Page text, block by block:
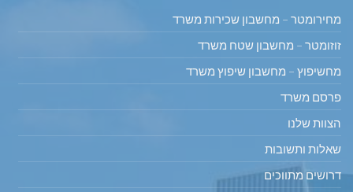
מחירומטר – מחשבון שכירות משרד
זוזומטר – מחשבון שטח משרד
מחשיפוץ – מחשבון שיפוץ משרד
פרסם משרד
הצוות שלנו
שאלות ותשובות
דרושים מתווכים